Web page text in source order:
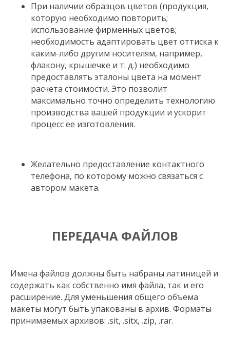
При наличии образцов цветов (продукция,
которую необходимо повторить;
использование фирменных цветов;
необходимость адаптировать цвет оттиска к
каким-либо другим носителям, например,
флакону, крышечке и т. д.) необходимо
предоставлять эталоны цвета на момент
расчета стоимости. Это позволит
максимально точно определить технологию
производства вашей продукции и ускорит
процесс ее изготовления.
Желательно предоставление контактного
телефона, по которому можно связаться с
автором макета.
ПЕРЕДАЧА ФАЙЛОВ
Имена файлов должны быть набраны латиницей и
содержать как собственно имя файла, так и его
расширение. Для уменьшения общего объема
макеты могут быть упакованы в архив. Форматы
принимаемых архивов: .sit, .sitx, .zip, .rar.